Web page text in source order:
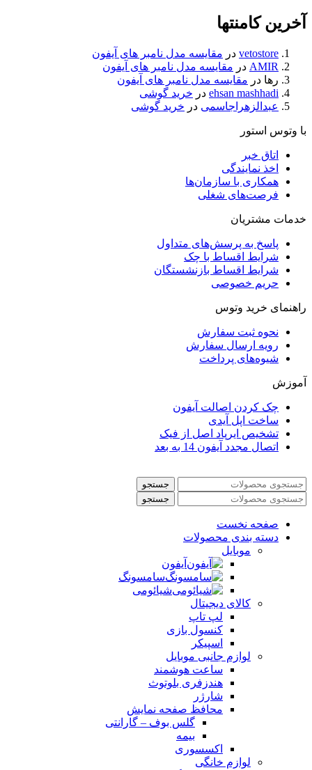
آخرین کامنتها
vetostore در مقایسه مدل نامبر های آیفون
AMIR در مقایسه مدل نامبر های آیفون
رها در مقایسه مدل نامبر های آیفون
ehsan mashhadi در خرید گوشی
عبدالزهراجاسمی در خرید گوشی
با وتوس استور
اتاق خبر
اخذ نمایندگی
همکاری با سازمان‌ها
فرصت‌های شغلی
خدمات مشتریان
پاسخ به پرسش‌های متداول
شرایط اقساط با چک
شرایط اقساط بازنشستگان
حریم خصوصی
راهنمای خرید وتوس
نحوه ثبت سفارش
رویه ارسال سفارش
شیوه‌های پرداخت
آموزش
چک کردن اصالت آیفون
ساخت اپل آیدی
تشخیص ایرپاد اصل از فیک
اتصال مجدد آیفون 14 به بعد
جستجو
جستجو
صفحه نخست
دسته بندی محصولات
موبایل
آیفون
سامسونگ
شیائومی
کالای دیجیتال
لپ تاپ
کنسول بازی
اسپیکر
لوازم جانبی موبایل
ساعت هوشمند
هندزفری بلوتوث
شارژر
محافظ صفحه نمایش
گلس بوف – گارانتی
بیمه
اکسسوری
لوازم خانگی